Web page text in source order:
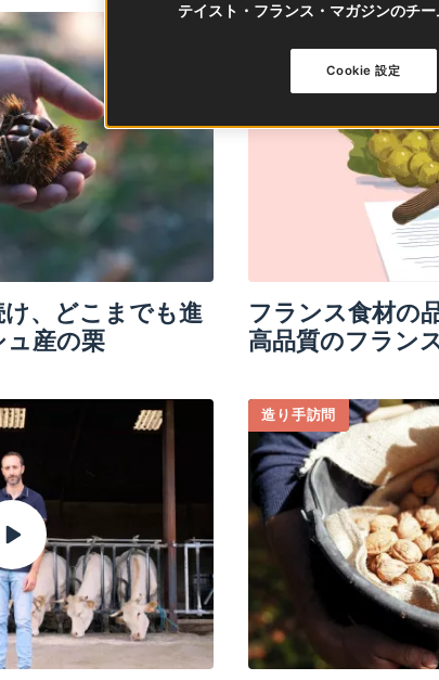
、どこまでも進
産の栗
フランス食材の
高品質のフラン
造り手訪問
テイスト・フランス・マガジンのチ
Cookie 設定